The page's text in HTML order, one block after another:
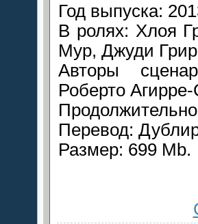
Год выпуска:
В ролях: Хлоя
Мур, Джуди
Авторы
Роберто
Перевод:
Размер: 699 Mb.